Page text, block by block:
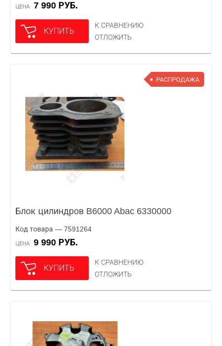
ЦЕНА 7 990 РУБ.
КУПИТЬ
К СРАВНЕНИЮ
ОТЛОЖИТЬ
РАСПРОДАЖА
Блок цилиндров B6000 Abac 6330000
Код товара — 7591264
ЦЕНА 9 990 РУБ.
КУПИТЬ
К СРАВНЕНИЮ
ОТЛОЖИТЬ